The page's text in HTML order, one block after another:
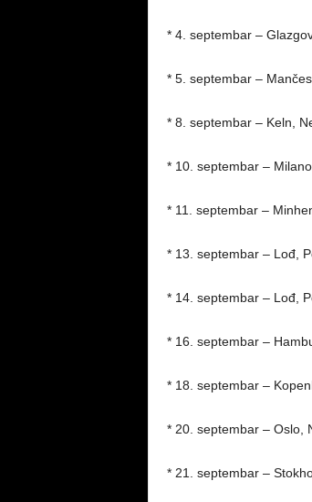
* 4. septembar –
* 5. septembar –
* 8. septembar – Keln,
* 10. septembar –
* 11. septembar –
* 13. septembar – Lođ,
* 14. septembar – Lođ,
* 16. septembar –
* 18. septembar –
* 20. septembar – Oslo,
* 21. septembar –